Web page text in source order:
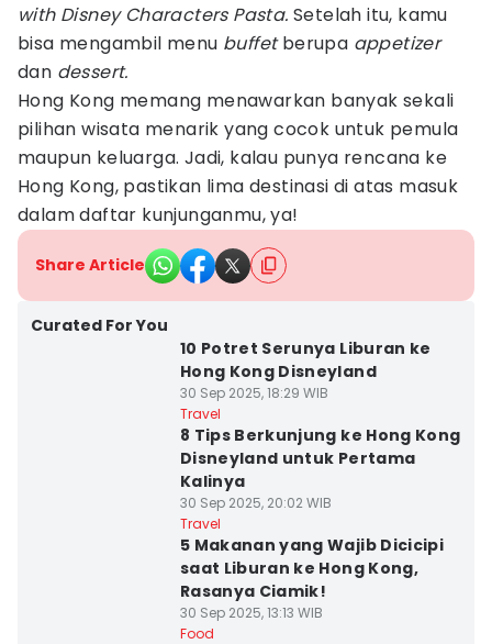
with Disney Characters Pasta. Setelah itu, kamu
bisa mengambil menu buffetberupa appetizer
dan dessert.
Hong Kong memang menawarkan banyak sekali
pilihan wisata menarik yang cocok untuk pemula
maupun keluarga. Jadi, kalau punya rencana ke
Hong Kong, pastikan lima destinasi di atas masuk
dalam daftar kunjunganmu, ya!
Share Article
Curated For You
10 Potret Serunya Liburan ke
Hong Kong Disneyland
30 Sep 2025, 18:29 WIB
Travel
8 Tips Berkunjung ke Hong Kong
Disneyland untuk Pertama
Kalinya
30 Sep 2025, 20:02 WIB
Travel
5 Makanan yang Wajib Dicicipi
saat Liburan ke Hong Kong,
Rasanya Ciamik!
30 Sep 2025, 13:13 WIB
Food